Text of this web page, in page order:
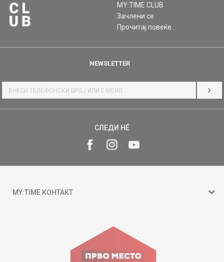
MY:TIME CLUB
Зачлени се
Прочитај повеќе
NEWSLETTER
СЛЕДИ НÉ
MY:TIME КОНТАКТ
ул. Гоце Николовски бр.74 Скопје
contact@mytime.mk